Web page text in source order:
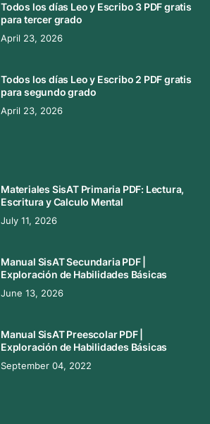
Todos los días Leo y Escribo 3 PDF gratis
para tercer grado
April 23, 2026
Todos los días Leo y Escribo 2 PDF gratis
para segundo grado
April 23, 2026
Materiales SisAT Primaria PDF: Lectura,
Escritura y Calculo Mental
July 11, 2026
Manual SisAT Secundaria PDF |
Exploración de Habilidades Básicas
June 13, 2026
Manual SisAT Preescolar PDF |
Exploración de Habilidades Básicas
September 04, 2022